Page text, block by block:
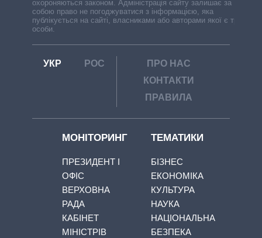
охороняються законом. Адміністрація сайту залишає за
собою право не погоджуватися з інформацією, яка
публікується на сайті, власниками або авторами якої є треті
особи.
УКР РОС
ПРО НАС
КОНТАКТИ
ПРАВИЛА
МОНІТОРИНГ
ПРЕЗИДЕНТ І
ОФІС
ВЕРХОВНА
РАДА
КАБІНЕТ
МІНІСТРІВ
ТЕМАТИКИ
БІЗНЕС
ЕКОНОМІКА
КУЛЬТУРА
НАУКА
НАЦІОНАЛЬНА
БЕЗПЕКА